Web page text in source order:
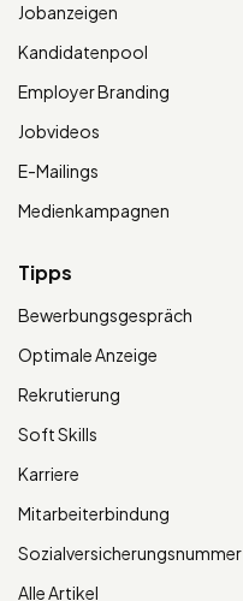
Jobanzeigen
Kandidatenpool
Employer Branding
Jobvideos
E-Mailings
Medienkampagnen
Tipps
Bewerbungsgespräch
Optimale Anzeige
Rekrutierung
Soft Skills
Karriere
Mitarbeiterbindung
Sozialversicherungsnummer
Alle Artikel